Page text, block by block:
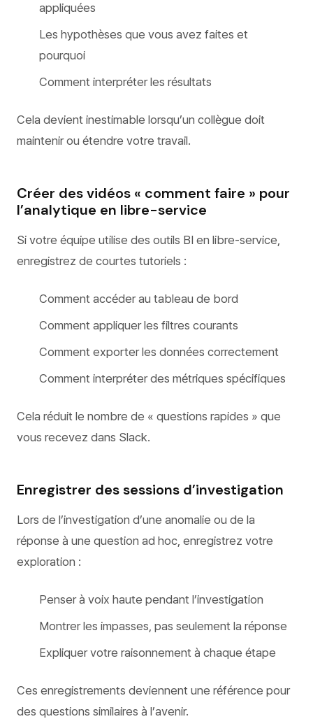
appliquées
Les hypothèses que vous avez faites et
pourquoi
Comment interpréter les résultats
Cela devient inestimable lorsqu’un collègue doit
maintenir ou étendre votre travail.
Créer des vidéos « comment faire » pour
l’analytique en libre-service
Si votre équipe utilise des outils BI en libre-service,
enregistrez de courtes tutoriels :
Comment accéder au tableau de bord
Comment appliquer les filtres courants
Comment exporter les données correctement
Comment interpréter des métriques spécifiques
Cela réduit le nombre de « questions rapides » que
vous recevez dans Slack.
Enregistrer des sessions d’investigation
Lors de l’investigation d’une anomalie ou de la
réponse à une question ad hoc, enregistrez votre
exploration :
Penser à voix haute pendant l’investigation
Montrer les impasses, pas seulement la réponse
Expliquer votre raisonnement à chaque étape
Ces enregistrements deviennent une référence pour
des questions similaires à l’avenir.